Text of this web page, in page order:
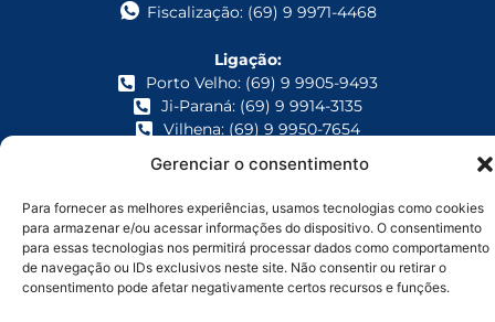
Gerenciar o consentimento
Para fornecer as melhores experiências, usamos tecnologias como cookies
para armazenar e/ou acessar informações do dispositivo. O consentimento
para essas tecnologias nos permitirá processar dados como comportamento
de navegação ou IDs exclusivos neste site. Não consentir ou retirar o
consentimento pode afetar negativamente certos recursos e funções.
Fiscalização: (69) 9 9971-4468
Ligação:
Porto Velho: (69) 9 9905-9493
Ji-Paraná: (69) 9 9914-3135
Vilhena: (69) 9 9950-7654
CONSELHO REGIONAL DE CORRETORES DE IMOVEIS-24ª REGIAO/RO/AC –
© 2026 Todos os direitos reservados
Mantido e produzido pori2Br